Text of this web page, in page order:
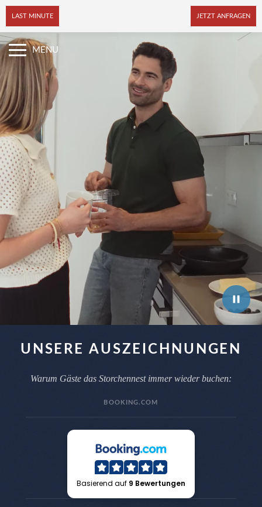
MENU
LAST MINUTE JETZT ANFRAGEN
UNSERE AUSZEICHNUNGEN
Warum Gäste das Storchennest immer wieder buchen:
BOOKING.COM
Basierend auf 9 Bewertungen